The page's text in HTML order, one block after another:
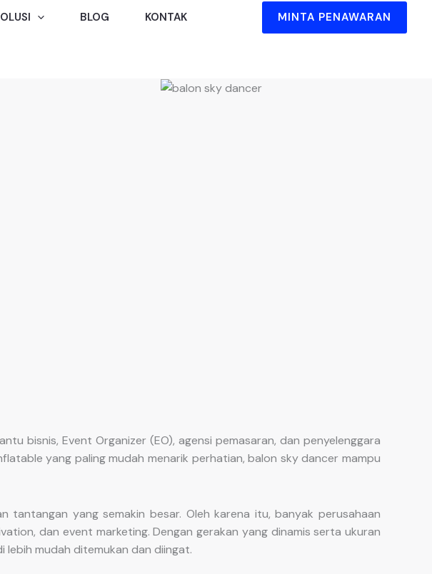
BLOG KONTAK MINTA PENAWARAN
bisnis, Event Organizer (EO), agensi pemasaran, dan penyelenggara
yang paling mudah menarik perhatian, balon sky dancer mampu
tantangan yang semakin besar. Oleh karena itu, banyak perusahaan
dan event marketing. Dengan gerakan yang dinamis serta ukuran
lebih mudah ditemukan dan diingat.